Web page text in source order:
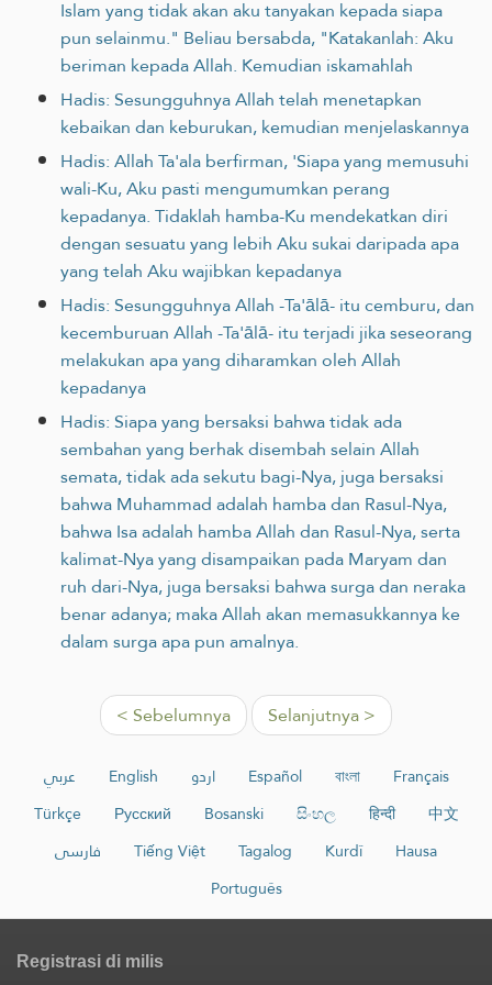
Islam yang tidak akan aku tanyakan kepada siapa
pun selainmu." Beliau bersabda, "Katakanlah: Aku
beriman kepada Allah. Kemudian iskamahlah
Hadis: Sesungguhnya Allah telah menetapkan
kebaikan dan keburukan, kemudian menjelaskannya
Hadis: Allah Ta'ala berfirman, 'Siapa yang memusuhi
wali-Ku, Aku pasti mengumumkan perang
kepadanya. Tidaklah hamba-Ku mendekatkan diri
dengan sesuatu yang lebih Aku sukai daripada apa
yang telah Aku wajibkan kepadanya
Hadis: Sesungguhnya Allah -Ta'ālā- itu cemburu, dan
kecemburuan Allah -Ta'ālā- itu terjadi jika seseorang
melakukan apa yang diharamkan oleh Allah
kepadanya
Hadis: Siapa yang bersaksi bahwa tidak ada
sembahan yang berhak disembah selain Allah
semata, tidak ada sekutu bagi-Nya, juga bersaksi
bahwa Muhammad adalah hamba dan Rasul-Nya,
bahwa Isa adalah hamba Allah dan Rasul-Nya, serta
kalimat-Nya yang disampaikan pada Maryam dan
ruh dari-Nya, juga bersaksi bahwa surga dan neraka
benar adanya; maka Allah akan memasukkannya ke
dalam surga apa pun amalnya.
< Sebelumnya Selanjutnya >
عربي English اردو Español বাংলা
Français
Türkçe
Русский Bosanski සිංහල हिन्दी
中文
فارسی
Tiếng Việt Tagalog Kurdî
Hausa
Português
Registrasi di milis